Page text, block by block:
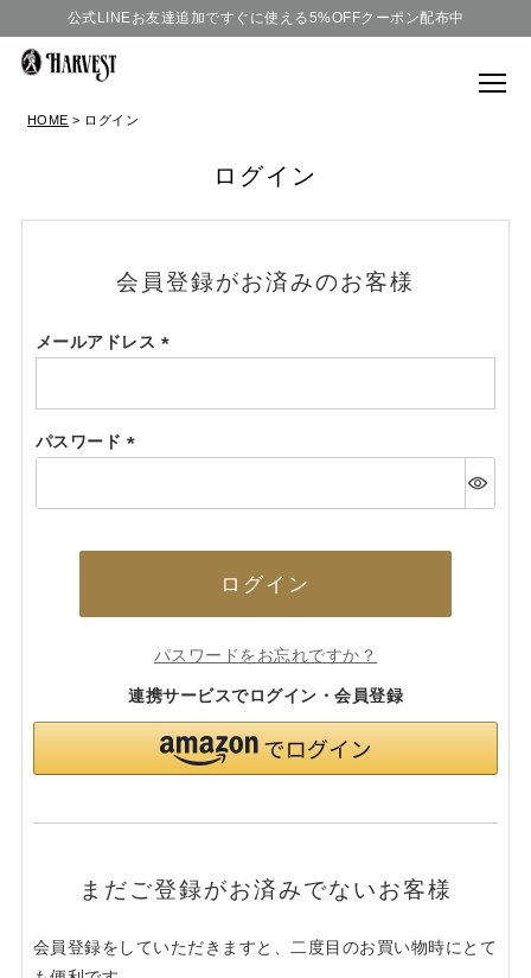
公式LINEお友達追加ですぐに使える5%OFFクーポン配布中
HOME ログイン
ログイン
会員登録がお済みのお客様
メールアドレス
須)
パスワード
須)
ログイン
パスワードをお忘れですか？
連携サービスでログイン・会員登録
まだご登録がお済みでないお客様
会員登録をしていただきますと、二度目のお買い物時にとて